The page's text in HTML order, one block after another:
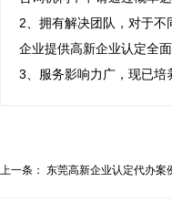
2、拥有解决团队，对于
企业提供高新企业认定全面
3、服务影响力广，现已
上一条： 东莞高新企业认定代办案